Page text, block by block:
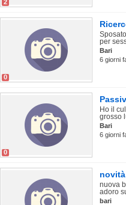
2
0
per
Bari
6 giorni
0
Ho il
grosso
Bari
6 giorni
nuova
adoro
bari